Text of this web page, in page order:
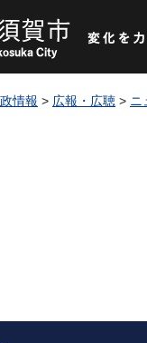
情報 > 広報・広聴 > ニ